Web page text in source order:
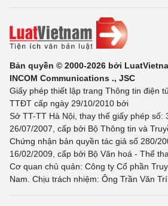
Bản quyền © 2000-2026 bởi
INCOM Communications ., JSC
Giấy phép thiết lập trang Thông tin điện
TTĐT cấp ngày 29/10/2010 bởi
Sở TT-TT Hà Nội, thay thế giấy phép số:
26/07/2007, cấp bởi Bộ Thông tin và
Chứng nhận bản quyền tác giả số 280/
16/02/2009, cấp bởi Bộ Văn hoá - Thể
Cơ quan chủ quản: Công ty Cổ phần
Nam. Chịu trách nhiệm: Ông Trần Văn Trí